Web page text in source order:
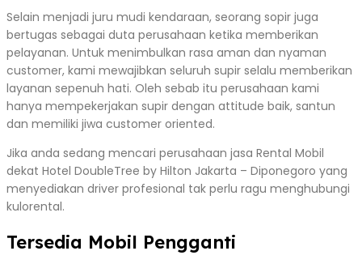
Selain menjadi juru mudi kendaraan, seorang sopir juga
bertugas sebagai duta perusahaan ketika memberikan
pelayanan. Untuk menimbulkan rasa aman dan nyaman
customer, kami mewajibkan seluruh supir selalu memberikan
layanan sepenuh hati. Oleh sebab itu perusahaan kami
hanya mempekerjakan supir dengan attitude baik, santun
dan memiliki jiwa customer oriented.
Jika anda sedang mencari perusahaan jasa Rental Mobil
dekat Hotel DoubleTree by Hilton Jakarta – Diponegoro yang
menyediakan driver profesional tak perlu ragu menghubungi
kulorental.
Tersedia Mobil Pengganti